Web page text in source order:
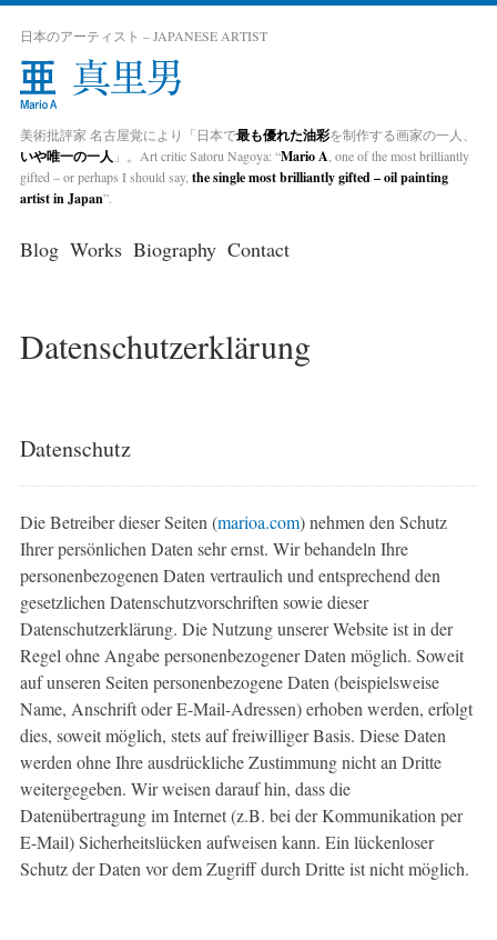
日本のアーティスト – JAPANESE ARTIST
美術批評家 名古屋覚により「日本で最も優れた油彩を制作する画家の一人、
いや唯一の一人 」。Art critic Satoru Nagoya: “Mario A , one of the most brilliantly
gifted – or perhaps I should say, the single most brilliantly gifted – oil painting
artist in Japan”.
Blog Works Biography Contact
Datenschutzerklärung
Datenschutz
Die Betreiber dieser Seiten (marioa.com) nehmen den Schutz
Ihrer persönlichen Daten sehr ernst. Wir behandeln Ihre
personenbezogenen Daten vertraulich und entsprechend den
gesetzlichen Datenschutzvorschriften sowie dieser
Datenschutzerklärung. Die Nutzung unserer Website ist in der
Regel ohne Angabe personenbezogener Daten möglich. Soweit
auf unseren Seiten personenbezogene Daten (beispielsweise
Name, Anschrift oder E-Mail-Adressen) erhoben werden, erfolgt
dies, soweit möglich, stets auf freiwilliger Basis. Diese Daten
werden ohne Ihre ausdrückliche Zustimmung nicht an Dritte
weitergegeben. Wir weisen darauf hin, dass die
Datenübertragung im Internet (z.B. bei der Kommunikation per
E-Mail) Sicherheitslücken aufweisen kann. Ein lückenloser
Schutz der Daten vor dem Zugriff durch Dritte ist nicht möglich.